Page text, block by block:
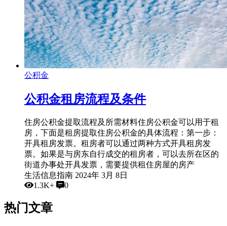
公积金
公积金租房流程及条件
住房公积金提取流程及所需材料住房公积金可以用于租
房，下面是租房提取住房公积金的具体流程：第一步：
开具租房发票。租房者可以通过两种方式开具租房发
票。如果是与房东自行成交的租房者，可以去所在区的
街道办事处开具发票，需要提供租住房屋的房产
生活信息指南 2024年 3月 8日
1.3K+
0
热门文章